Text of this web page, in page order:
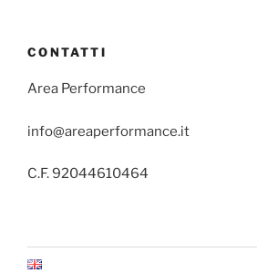
CONTATTI
Area Performance
info@areaperformance.it
C.F. 92044610464